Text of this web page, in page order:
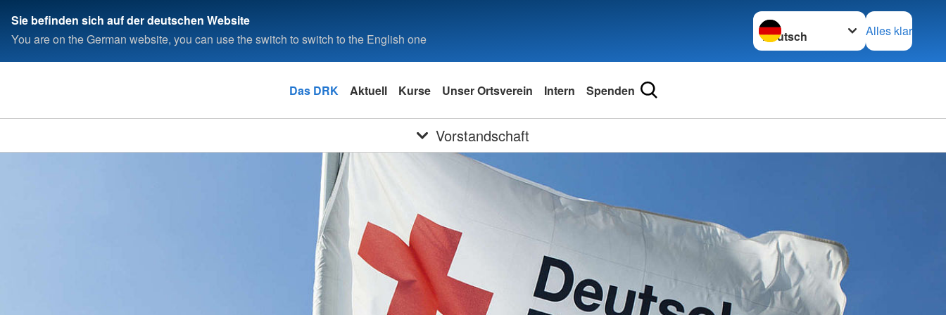
Sie befinden sich auf der deutschen Website
You are on the German website, you can use the switch to switch to the English one
Sprache wechseln zu
Alles klar
Das DRK Aktuell Kurse Unser Ortsverein Intern Spenden
Vorstandschaft